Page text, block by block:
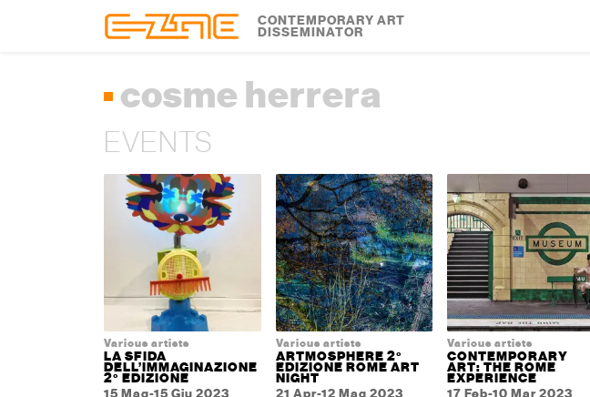
CONTEMPORARY ART
DISSEMINATOR
cosme herrera
EVENTS
Various artists
LA SFIDA
DELL’IMMAGINAZIONE
2° EDIZIONE
15 Mag-15 Giu 2023
Various artists
ARTMOSPHERE 2°
EDIZIONE ROME ART
NIGHT
21 Apr-12 Mag 2023
Various artists
CONTEMPORARY
ART: THE ROME
EXPERIENCE
17 Feb-10 Mar 2023